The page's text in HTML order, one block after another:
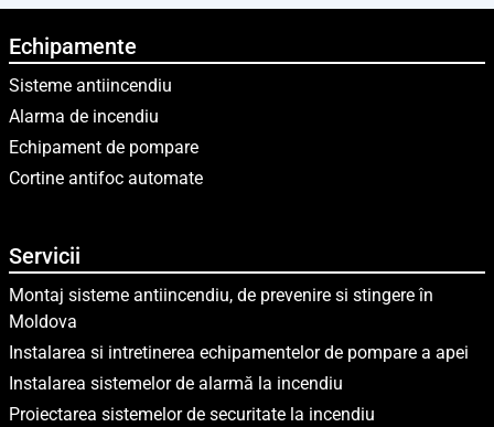
Echipamente
Sisteme antiincendiu
Alarma de incendiu
Echipament de pompare
Cortine antifoc automate
Servicii
Montaj sisteme antiincendiu, de prevenire si stingere în
Moldova
Instalarea si intretinerea echipamentelor de pompare a apei
Instalarea sistemelor de alarmă la incendiu
Proiectarea sistemelor de securitate la incendiu